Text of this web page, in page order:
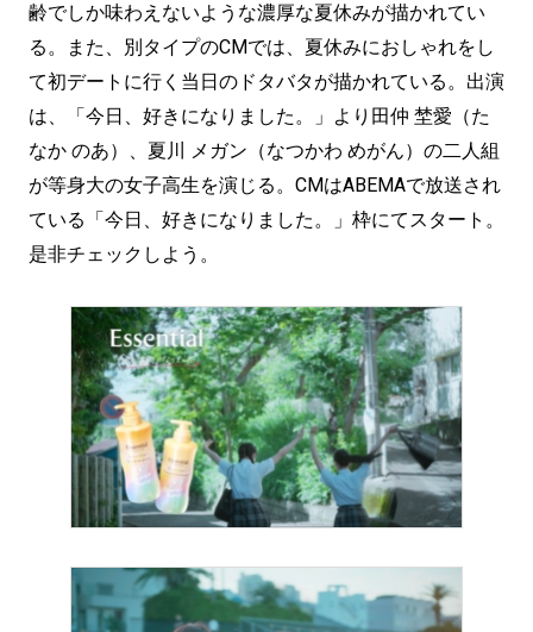
齢でしか味わえないような濃厚な夏休みが描かれてい
る。また、別タイプのCMでは、夏休みにおしゃれをし
て初デートに行く当日のドタバタが描かれている。出演
は、「今日、好きになりました。」より田仲 埜愛（た
なか のあ）、夏川 メガン（なつかわ めがん）の二人組
が等身大の女子高生を演じる。CMはABEMAで放送され
ている「今日、好きになりました。」枠にてスタート。
是非チェックしよう。